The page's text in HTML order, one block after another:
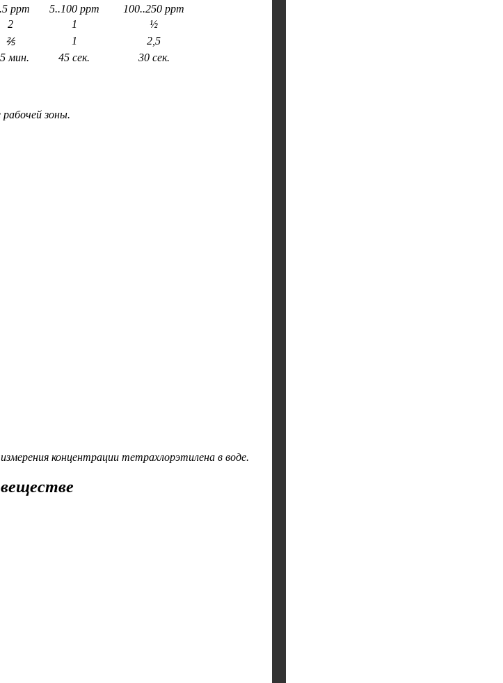
ppm 5..100 ppm
100..250 ppm
2 1
½
⅖ 1
2,5
мин. 45 сек. 30 сек.
рабочей зоны.
концентрации тетрахлорэтилена в воде.